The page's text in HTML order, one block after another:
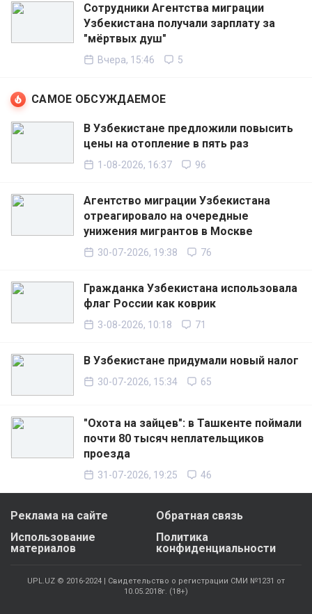
Сотрудники Агентства миграции
Узбекистана получали зарплату за
"мёртвых душ"
Вчера, 15:46 5
САМОЕ ОБСУЖДАЕМОЕ
В Узбекистане предложили повысить
цены на отопление в пять раз
1-08-2026, 16:37 96
Агентство миграции Узбекистана
отреагировало на очередные
унижения мигрантов в Москве
30-07-2026, 19:38 76
Гражданка Узбекистана использовала
флаг России как коврик
3-08-2026, 10:18 71
В Узбекистане придумали новый налог
30-07-2026, 15:34 65
"Охота на зайцев": в Ташкенте поймали
почти 80 тысяч неплательщиков
проезда
31-07-2026, 19:25 46
Реклама на сайте
Обратная связь
Использование
материалов
Политика
конфиденциальности
UPL.UZ © 2016-2024 | Свидетельство о регистрации СМИ №1231 от
10.05.2018г. (18+)